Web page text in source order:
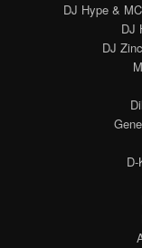
DJ Hype &
DJ
DJ